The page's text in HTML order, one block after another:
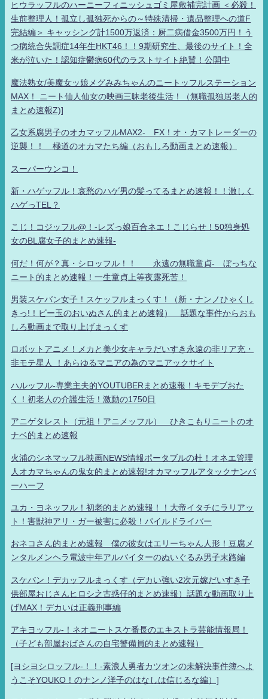
ヒウラッフルのハーニーフィニッシュゴミ屋敷補完計画 ＜必殺！
生前整理人！孤立し孤独死からの～特殊清掃・遺品整理への道F
完結編＞ キャッシング計1500万返済：厨二病借金3500万円！う
つ病統合失調症14年生HKT46！！9期研究生、最後のサイト！全
米が泣いた！認知症鬱病60代のラストサイト絶賛！公開中
魔法熟女/美魔女ッ娘メグみみちゃんのニートッフルステーション
MAX！ ニート仙人仙女の映画三昧老後生活！（無職孤独居老人的
まとめ速報Z)]
乙女系腐男子のオカマッフルMAX2- FX！オ・カマトレーダーの
逆襲！！ 極道のオカマたち編（おもしろ動画まとめ速報）
スーパーウンコ！
新・ハゲッフル！哀愁のハゲ男の髪ってるまとめ速報！！激しく
ハゲっTEL？
こじ！コジッフル@！-レズっ娘百合ネエ！こじらせ！50独身処
女のBL腐女子的まとめ速報-
何だ！何が？真・シロッフル！！ 永遠の無職童貞- ぼっちな
ニート的まとめ速報！一生童貞上等夜露死苦！
男装スケバン女子！スケッフルまっくす！（新・ナンノひゃくし
きっ!！ビー玉のおいぬさん的まとめ速報） 話題な事件からおも
しろ動画まで取り上げまっくす
ロボットアニメ！メカと美少女キャラだいすき永遠の非リア充・
非モテ星人 ！あらゆるマニアの為のマニアックサイト
ハルッフル-専業主夫的YOUTUBERまとめ速報！キモデブおた
く！初老人の介護生活！激動の1750日
アニゲタレスト（元祖！アニメッフル） ひきこもりニートのオ
ナベ的まとめ速報
火浦のシネマッフル映画NEWS情報ポータブルの杜！オネエ管理
人オカマちゃんの鬼女的まとめ速報!オカマッフルアタックナンバ
ーハーフ
ユカ・ヨネッフル！初老的まとめ速報！！大帝イタチにラリアッ
ト！害獣神アリ・ガー被害に必殺！パイルドライバー
おネコさん的まとめ速報 僕の彼女はエリーちゃん人形！豆腐メ
ンタルメンヘラ電波中年アルバイターのぬいぐるみ男子末路編
スケバン！デカッフルまっくす（デカい強い2次元嫁だいすき子
供部屋おじさんヒロシ之古惑仔的まとめ速報）話題な動画取り上
げMAX！デカいは正義刑事編
アキヨッフル-！ネオニートスケ番長のエキストラ芸能情報局！
（子ども部屋おばさんの自宅警備員的まとめ速報）
[ヨシヨシロッフル-！！-素浪人勇者カツオンの未解決事件簿へよ
うこそYOUKO！のナンノ洋子のはなしは信じるな編）]